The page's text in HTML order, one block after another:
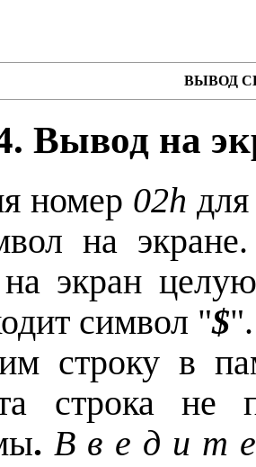
ВЫВОД
Вывод на
номер 02h
на
экран
символ "$".
строку в
строка не
. В в е д и т е